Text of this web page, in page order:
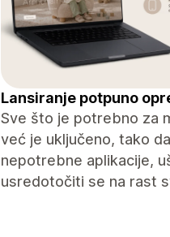
Lansiranje potpuno
Sve što je potrebno za
već je uključeno, tako
nepotrebne aplikacije,
usredotočiti se na rast